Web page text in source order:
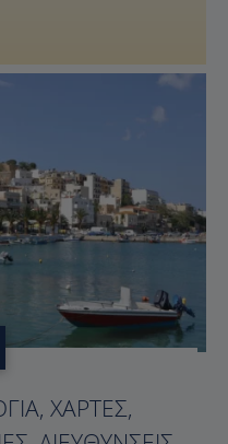
ΧΆΡΤΕΣ,